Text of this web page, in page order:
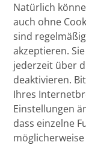
Natürlich
auch ohne
sind
akzeptieren.
jederzeit über
deaktivieren.
Ihres
Einstellungen
dass einzelne